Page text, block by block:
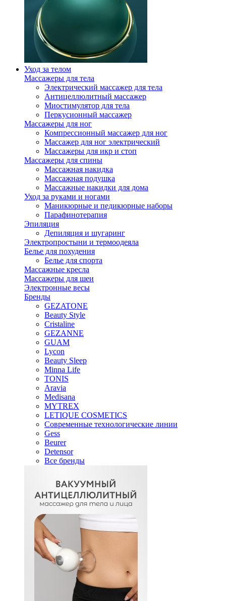
Уход за телом
Массажеры для тела
Электрический массажер для тела
Антицеллюлитный массажер
Миостимулятор для тела
Перкусионный массажер
Массажеры для ног
Компрессионный массажер для ног
Массажер для ног электрический
Массажеры для икр и стоп
Массажеры для спины
Массажная накидка
Массажная подушка
Массажные накидки для дома
Уход за руками и ногами
Маникюрные и педикюрные наборы
Парафинотерапия
Эпиляция
Депиляция и шугаринг
Электропростыни и термоодеяла
Белье для похудения
Белье для спорта
Массажные кресла
Массажеры для шеи
Электронные весы
Бренды
GEZATONE
Beauty Style
Cristaline
GEZANNE
GUAM
Lycon
Beauty Sleep
Minna Life
TONIS
Aravia
Medisana
MYTREX
LETIQUE COSMETICS
Современные технологические линии
Gess
Beurer
Detensor
Все бренды